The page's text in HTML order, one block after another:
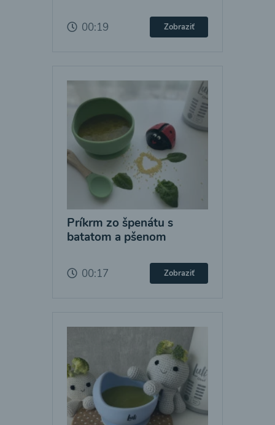
00:19 Zobraziť
Príkrm zo špenátu s
batatom a pšenom
00:17 Zobraziť